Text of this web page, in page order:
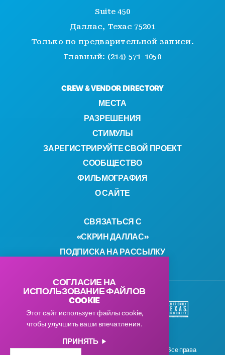
Suite 450
Даллас, Техас 75201
Только по предварительной записи.
Главный: (214) 571-1050
CREW & VENDOR DIRECTORY
МЕСТА
РАЗРЕШЕНИЯ
СТИМУЛЫ
ЗАРЕГИСТРИРУЙТЕ СВОЙ ПРОЕКТ
СООБЩЕСТВО
ФИЛЬМОГРАФИЯ
О САЙТЕ
СВЯЗАТЬСЯ С
«СКРИН ДАЛЛАС»
ПОДПИСКА НА РАССЫЛКУ
© Комиссия по кинематографии Далласа 2026. Все права
СОГЛАСИЕ НА
ИСПОЛЬЗОВАНИЕ ФАЙЛОВ
COOKIE
Этот сайт использует файлы cookie,
чтобы улучшить ваши впечатления.
ПРИНЯТЬ